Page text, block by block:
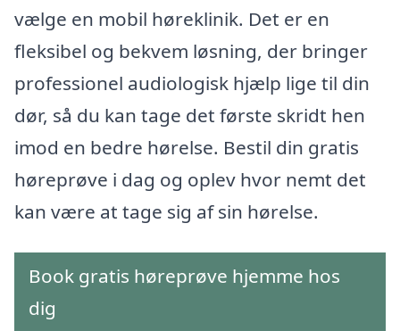
vælge en mobil høreklinik. Det er en
fleksibel og bekvem løsning, der bringer
professionel audiologisk hjælp lige til din
dør, så du kan tage det første skridt hen
imod en bedre hørelse. Bestil din gratis
høreprøve i dag og oplev hvor nemt det
kan være at tage sig af sin hørelse.
Book gratis høreprøve hjemme hos
dig